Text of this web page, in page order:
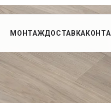
МОНТАЖДОСТАВКА